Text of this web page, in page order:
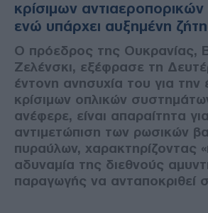
κρίσιμων
ενώ υπάρχει αυξημένη
Ο πρόεδρος της Ουκρανίας,
Ζελένσκι, εξέφρασε τη
έντονη ανησυχία του για την
κρίσιμων οπλικών
ανέφερε, είναι απαραίτητα
αντιμετώπιση των ρωσικών
πυραύλων, χαρακτηρίζοντας
αδυναμία της διεθνούς
παραγωγής να ανταποκριθεί